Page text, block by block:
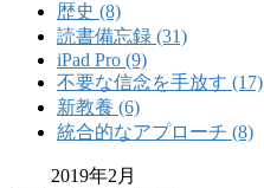
歴史 (8)
読書備忘録 (31)
iPad Pro (9)
不要な信念を手放す (17)
新教養 (6)
統合的なアプローチ (8)
2019年2月